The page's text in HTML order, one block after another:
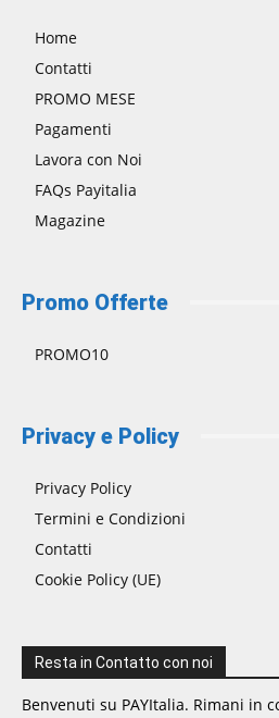
Home
Contatti
PROMO MESE
Pagamenti
Lavora con Noi
FAQs Payitalia
Magazine
Promo Offerte
PROMO10
Privacy e Policy
Privacy Policy
Termini e Condizioni
Contatti
Cookie Policy (UE)
Resta in Contatto con noi
Benvenuti su PAYItalia. Rimani in